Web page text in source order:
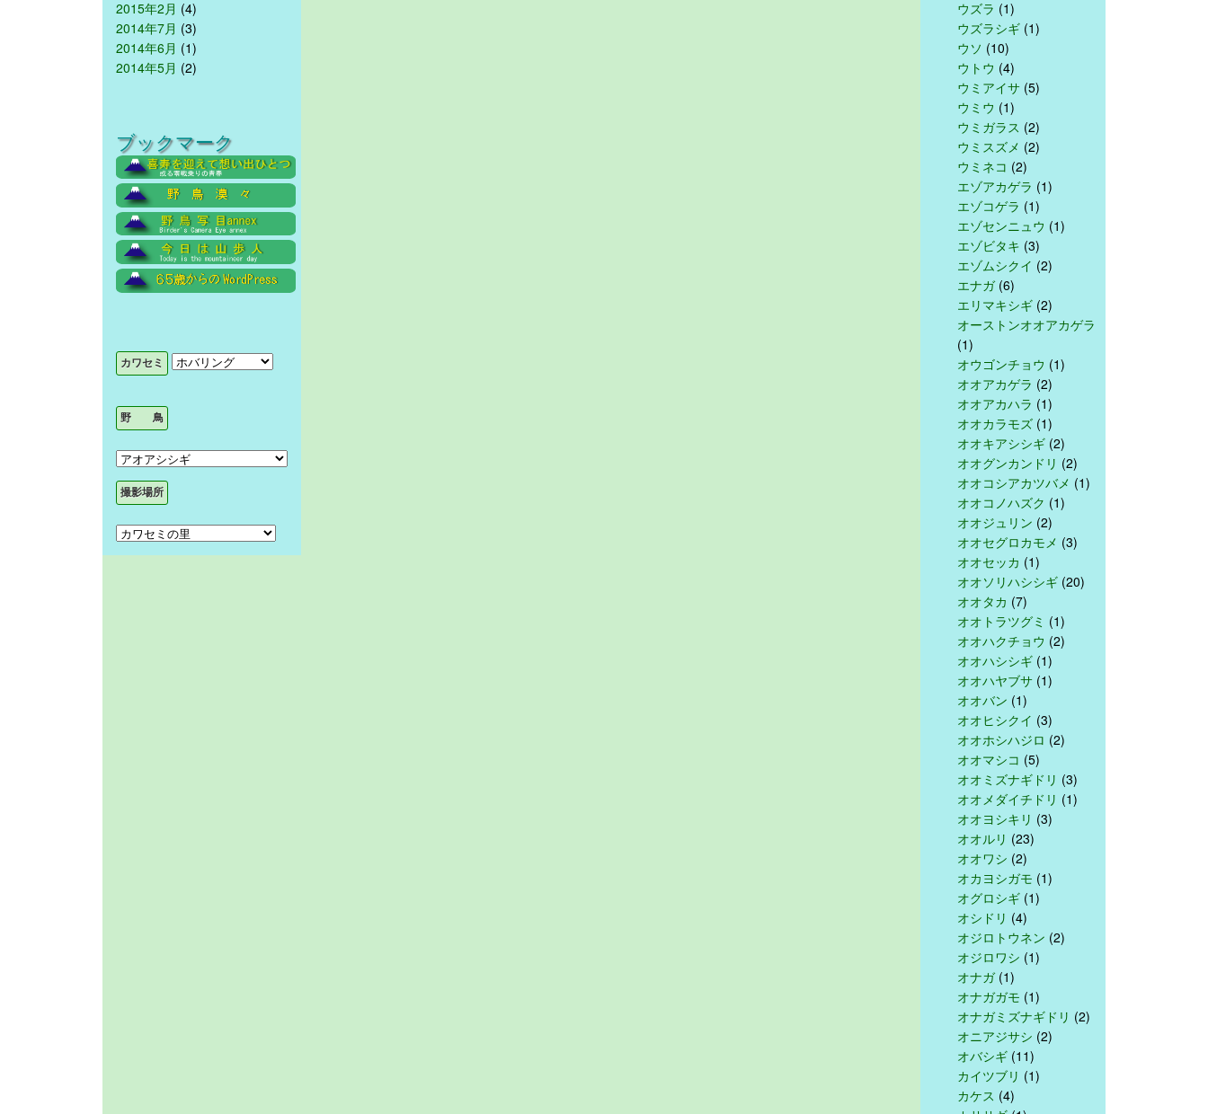
2015年2月 (4)
2014年7月 (3)
2014年6月 (1)
2014年5月 (2)
ブックマーク
ウズラ (1)
ウズラシギ (1)
ウソ (10)
ウトウ (4)
ウミアイサ (5)
ウミウ (1)
ウミガラス (2)
ウミスズメ (2)
ウミネコ (2)
エゾアカゲラ (1)
エゾコゲラ (1)
エゾセンニュウ (1)
エゾビタキ (3)
エゾムシクイ (2)
エナガ(6)
エリマキシギ (2)
オーストンオオアカゲラ
(1)
オウゴンチョウ (1)
オオアカゲラ (2)
オオアカハラ (1)
オオカラモズ (1)
オオキアシシギ (2)
オオグンカンドリ (2)
オオコシアカツバメ (1)
オオコノハズク (1)
オオジュリン (2)
オオセグロカモメ (3)
オオセッカ (1)
オオソリハシシギ (20)
オオタカ (7)
オオトラツグミ (1)
オオハクチョウ (2)
オオハシシギ (1)
オオハヤブサ (1)
オオバン (1)
オオヒシクイ (3)
オオホシハジロ (2)
オオマシコ (5)
オオミズナギドリ (3)
オオメダイチドリ (1)
オオヨシキリ (3)
オオルリ (23)
オオワシ (2)
オカヨシガモ (1)
オグロシギ (1)
オシドリ (4)
オジロトウネン (2)
オジロワシ (1)
オナガ(1)
オナガガモ (1)
オナガミズナギドリ (2)
オニアジサシ (2)
オバシギ (11)
カイツブリ (1)
カケス (4)